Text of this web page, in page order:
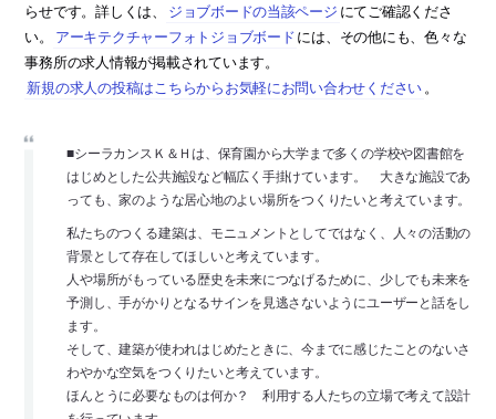
らせです。詳しくは、
ジョブボードの当該ページ にてご確認くださ
い。
アーキテクチャーフォトジョブボードには、その他にも、色々な
事務所の求人情報が掲載されています。
新規の求人の投稿はこちらからお気軽にお問い合わせください。
■シーラカンスＫ＆Ｈは、保育園から大学まで多くの学校や図書館を
はじめとした公共施設など幅広く手掛けています。 大きな施設であ
っても、家のような居心地のよい場所をつくりたいと考えています。
私たちのつくる建築は、モニュメントとしてではなく、人々の活動の
背景として存在してほしいと考えています。
人や場所がもっている歴史を未来につなげるために、少しでも未来を
予測し、手がかりとなるサインを見逃さないようにユーザーと話をし
ます。
そして、建築が使われはじめたときに、今までに感じたことのないさ
わやかな空気をつくりたいと考えています。
ほんとうに必要なものは何か？ 利用する人たちの立場で考えて設計